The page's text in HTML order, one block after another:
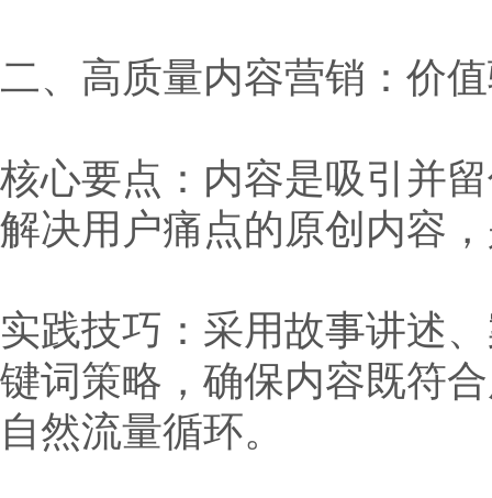
二、高质量内容营销：价
核心要点：内容是吸引并
解决用户痛点的原创内容
实践技巧：采用故事讲述
键词策略，确保内容既符
自然流量循环。